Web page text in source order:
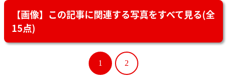
【画像】この記事に関連する写真をすべて見る(全
15点)
1 2